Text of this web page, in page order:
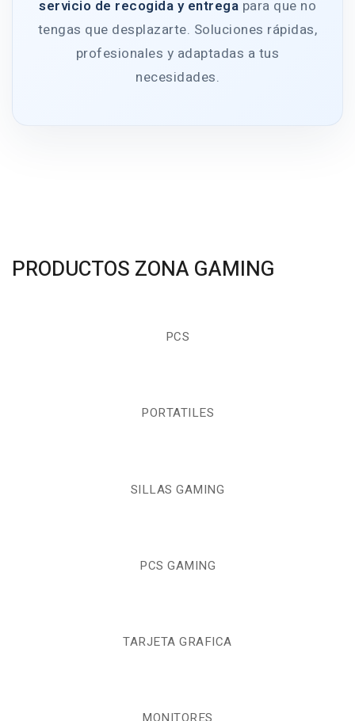
servicio de recogida y entrega para que no
tengas que desplazarte. Soluciones rápidas,
profesionales y adaptadas a tus
necesidades.
PRODUCTOS ZONA GAMING
PCS
PORTATILES
SILLAS GAMING
PCS GAMING
TARJETA GRAFICA